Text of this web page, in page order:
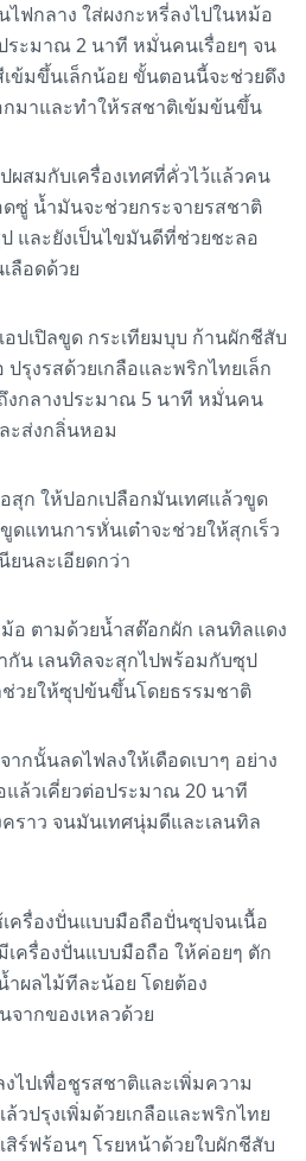
ฟกลาง ใส่ผงกะหรี่ลงไปในหม้อ
ระมาณ 2 นาที หมั่นคนเรื่อยๆ จน
ข้มขึ้นเล็กน้อย ขั้นตอนนี้จะช่วยดึง
มาและทำให้รสชาติเข้มข้นขึ้น
ผสมกับเครื่องเทศที่คั่วไว้แล้วคน
ซู่ น้ำมันจะช่วยกระจายรสชาติ
และยังเป็นไขมันดีที่ช่วยชะลอ
ลือดด้วย
ปเปิลขูด กระเทียมบุบ ก้านผักชีสับ
รุงรสด้วยเกลือและพริกไทยเล็ก
งกลางประมาณ 5 นาที หมั่นคน
ะส่งกลิ่นหอม
สุก ให้ปอกเปลือกมันเทศแล้วขูด
แทนการหั่นเต๋าจะช่วยให้สุกเร็ว
ยนละเอียดกว่า
อ ตามด้วยน้ำสต๊อกผัก เลนทิลแดง
กัน เลนทิลจะสุกไปพร้อมกับซุป
วยให้ซุปข้นขึ้นโดยธรรมชาติ
ากนั้นลดไฟลงให้เดือดเบาๆ อย่าง
ล้วเคี่ยวต่อประมาณ 20 นาที
ราว จนมันเทศนุ่มดีและเลนทิล
เครื่องปั่นแบบมือถือปั่นซุปจนเนื้อ
เครื่องปั่นแบบมือถือ ให้ค่อยๆ ตัก
ำผลไม้ทีละน้อย โดยต้อง
จากของเหลวด้วย
ไปเพื่อชูรสชาติและเพิ่มความ
วปรุงเพิ่มด้วยเกลือและพริกไทย
ร์ฟร้อนๆ โรยหน้าด้วยใบผักชีสับ